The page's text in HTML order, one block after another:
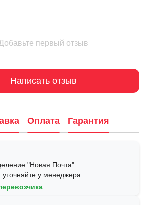
Добавьте первый отзыв
Написать отзыв
Оплата Гарантия
"Новая Почта"
уточняйте у менеджера